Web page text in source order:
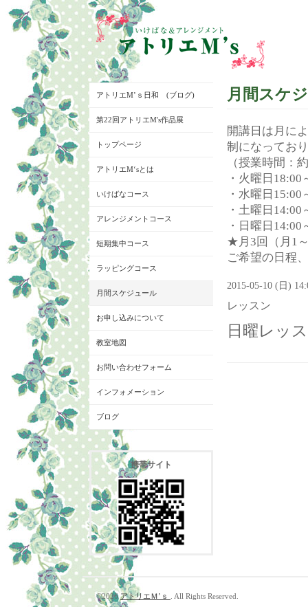
月間スケ
開講日は月に
制になってお
（授業時間：
・火曜日18:00
・水曜日15:00
・土曜日14:00
・日曜日14:00
★月3回（月1
ご希望の日程
2015-05-10 (日)
レッスン
日曜レッ
アトリエM’ｓ日和 (ブログ)
第22回アトリエM's作品展
トップページ
アトリエM‘sとは
いけばなコース
アレンジメントコース
短期集中コース
ラッピングコース
月間スケジュール
お申し込みについて
教室地図
お問い合わせフォーム
インフォメーション
ブログ
携帯サイト
©2026アトリエＭ’ｓ . All Rights Reserved.